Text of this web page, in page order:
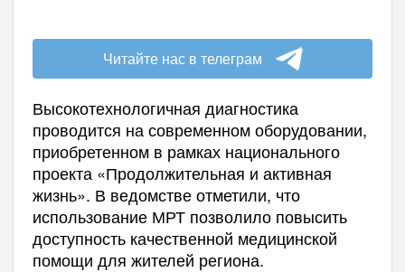
Читайте нас в телеграм
Высокотехнологичная диагностика
проводится на современном оборудовании,
приобретенном в рамках национального
проекта «Продолжительная и активная
жизнь». В ведомстве отметили, что
использование МРТ позволило повысить
доступность качественной медицинской
помощи для жителей региона.